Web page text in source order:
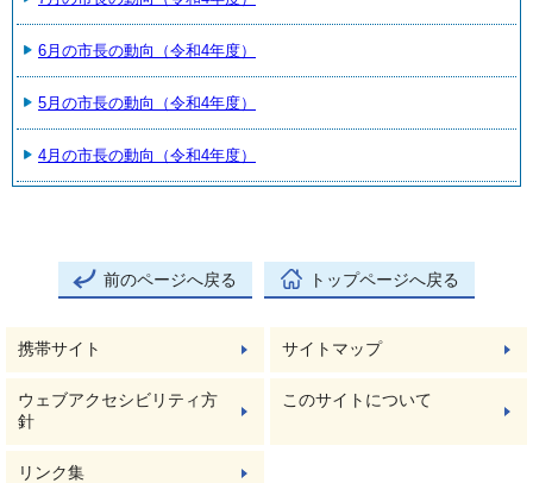
6月の市長の動向（令和4年度）
5月の市長の動向（令和4年度）
4月の市長の動向（令和4年度）
前のページへ戻る トップページへ戻る
携帯サイト サイトマップ
ウェブアクセシビリティ方
針
このサイトについて
リンク集